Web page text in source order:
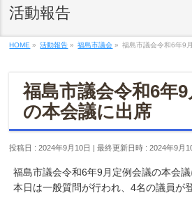
活動報告
HOME » 活動報告 » 福島市議会 » 福島市議会令和6年9
福島市議会令和6年
の本会議に出席
投稿日 : 2024年9月10日 最終更新日時 : 2024年9月
福島市議会令和6年9月定例会議の本会議
本日は一般質問が行われ、4名の議員が